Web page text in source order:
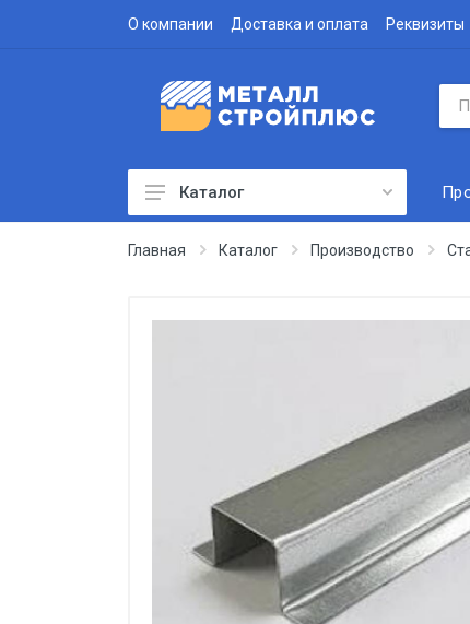
О компании Доставка и оплата Реквизиты
Профнастил
Доборные элементы
Производство
Штакетник
Черный металлопрокат
Каталог
Главная Каталог Производство